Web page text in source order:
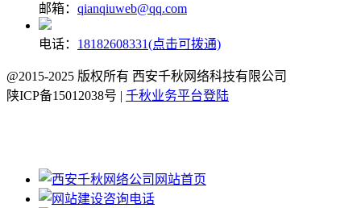
邮箱： qianqiuweb@qq.com
电话： 18182608331(点击可拨通)
@2015-2025 版权所有 西安千秋网络科技有限公司
陕ICP备15012038号 | 千秋业务平台登陆